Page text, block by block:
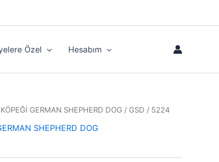
Özel Hesabım
GERMAN SHEPHERD DOG / GSD / 5224
SHEPHERD DOG